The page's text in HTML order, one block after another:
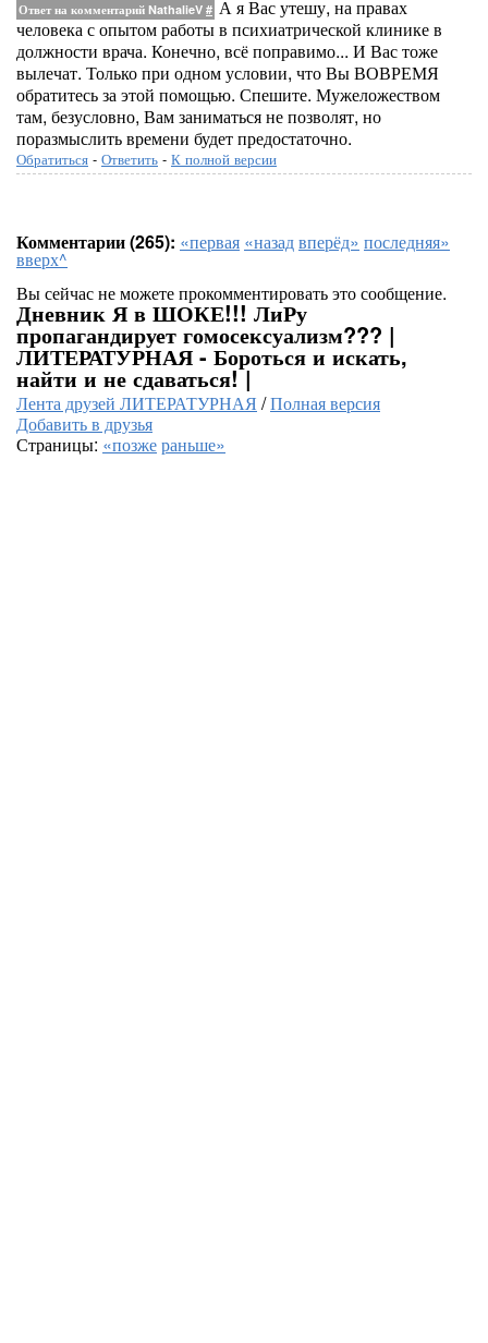
Ответ на комментарий NathalieV # А я Вас утешу, на правах
человека с опытом работы в психиатрической клинике в
должности врача. Конечно, всё поправимо... И Вас тоже
вылечат. Только при одном условии, что Вы ВОВРЕМЯ
обратитесь за этой помощью. Спешите. Мужеложеством
там, безусловно, Вам заниматься не позволят, но
поразмыслить времени будет предостаточно.
Обратиться - Ответить - К полной версии
Комментарии (265): «первая «назадвперёд» последняя»
вверх^
Вы сейчас не можете прокомментировать это сообщение.
Дневник Я в ШОКЕ!!! ЛиРу
пропагандирует гомосексуализм??? |
ЛИТЕРАТУРНАЯ - Бороться и искать,
найти и не сдаваться! |
Лента друзей ЛИТЕРАТУРНАЯ /Полная версия
Добавить в друзья
Страницы: «позжераньше»